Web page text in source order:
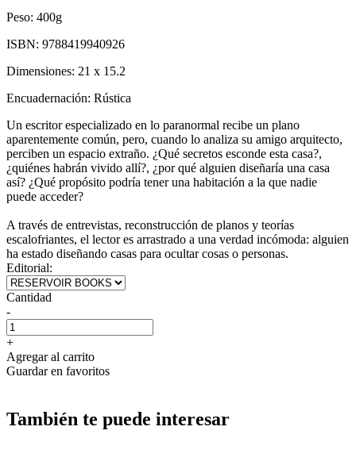
Peso: 400g
ISBN: 9788419940926
Dimensiones: 21 x 15.2
Encuadernación: Rústica
Un escritor especializado en lo paranormal recibe un plano
aparentemente común, pero, cuando lo analiza su amigo arquitecto,
perciben un espacio extraño. ¿Qué secretos esconde esta casa?,
¿quiénes habrán vivido allí?, ¿por qué alguien diseñaría una casa
así? ¿Qué propósito podría tener una habitación a la que nadie
puede acceder?
A través de entrevistas, reconstrucción de planos y teorías
escalofriantes, el lector es arrastrado a una verdad incómoda: alguien
ha estado diseñando casas para ocultar cosas o personas.
Editorial:
Cantidad
-
+
Agregar al carrito
Guardar en favoritos
También te puede interesar